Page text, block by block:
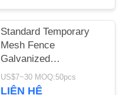
Standard Temporary
Mesh Fence
Galvanized
Construction Fencing
US$7~30 MOQ:50pcs
LIÊN HỆ